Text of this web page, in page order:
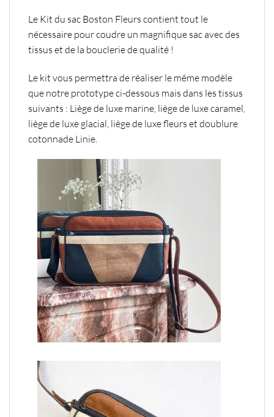
Le Kit du sac Boston Fleurs contient tout le
nécessaire pour coudre un magnifique sac avecdes
tissus et de la bouclerie de qualité !
Le kit vous permettra de réaliser le même modèle
que notre prototype ci-dessous mais dans les tissus
suivants : Liège de luxe marine, liège de luxe caramel,
liège de luxe glacial, liège de luxe fleurs et doublure
cotonnade Linie.